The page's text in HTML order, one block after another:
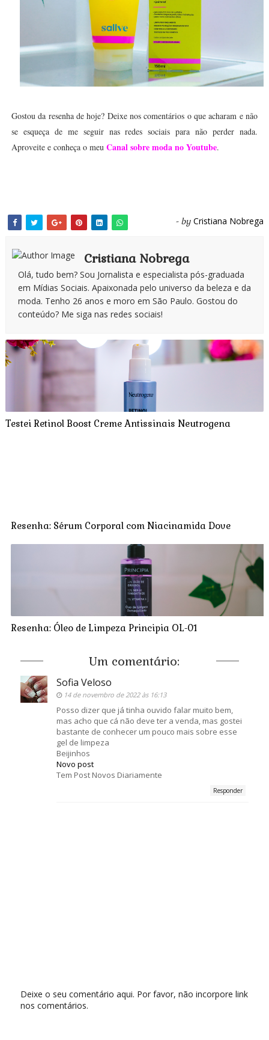
Gostou da resenha de hoje? Deixe nos comentários o que acharam e não
se esqueça de me seguir nas redes sociais para não perder nada.
Aproveite e conheça o meu Canal sobre moda no Youtube.
- by Cristiana Nobrega
Cristiana Nobrega
Olá, tudo bem? Sou Jornalista e especialista pós-graduada
em Mídias Sociais. Apaixonada pelo universo da beleza e da
moda. Tenho 26 anos e moro em São Paulo. Gostou do
conteúdo? Me siga nas redes sociais!
Testei Retinol Boost Creme Antissinais Neutrogena
Resenha: Sérum Corporal com Niacinamida Dove
Resenha: Óleo de Limpeza Principia OL-01
Um comentário:
Sofia Veloso
14 de novembro de 2022 às 16:13
Posso dizer que já tinha ouvido falar muito bem,
mas acho que cá não deve ter a venda, mas gostei
bastante de conhecer um pouco mais sobre esse
gel de limpeza
Beijinhos
Novo post
Tem Post Novos Diariamente
Responder
Deixe o seu comentário aqui. Por favor, não incorpore link
nos comentários.